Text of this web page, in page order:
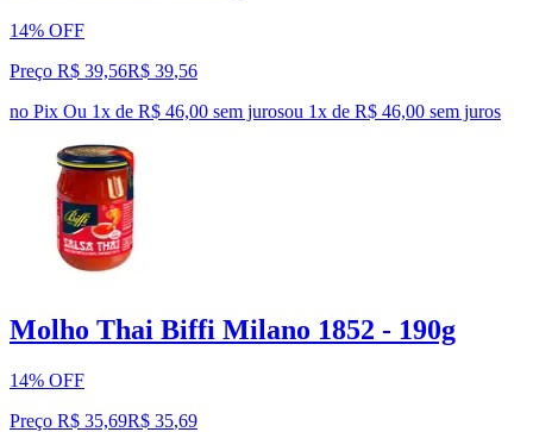
14% OFF
Preço R$ 39,56R$ 39,56
no Pix Ou 1x de R$ 46,00 sem jurosou 1x de R$ 46,00 sem juros
Molho Thai Biffi Milano 1852 - 190g
14% OFF
Preço R$ 35,69R$ 35,69